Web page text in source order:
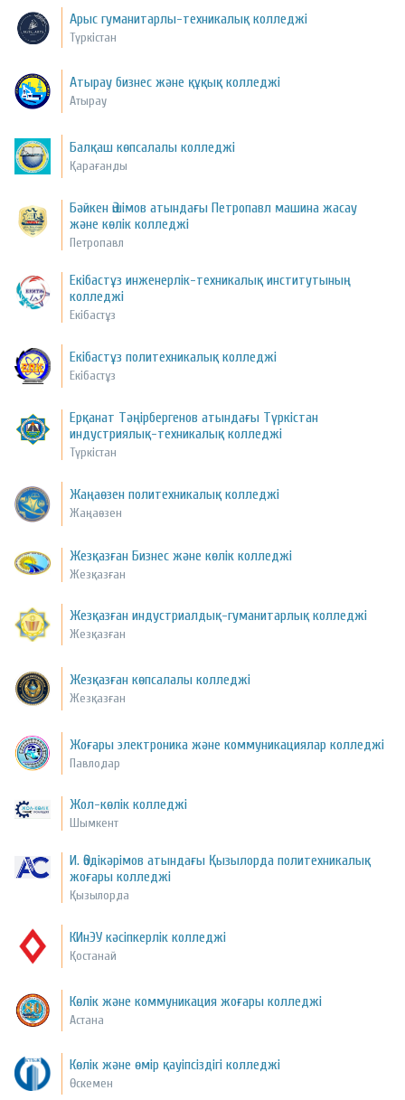
Арыс гуманитарлы-техникалық колледжі
Түркістан
Атырау бизнес және құқық колледжі
Атырау
Балқаш көпсалалы колледжі
Қарағанды
Бәйкен Әшімов атындағы Петропавл машина жасау
және көлік колледжі
Петропавл
Екібастұз инженерлік-техникалық институтының
колледжі
Екібастұз
Екібастұз политехникалық колледжі
Екібастұз
Ерқанат Тәңірбергенов атындағы Түркістан
индустриялық-техникалық колледжі
Түркістан
Жаңаөзен политехникалық колледжі
Жаңаөзен
Жезқазған Бизнес және көлік колледжі
Жезқазған
Жезқазған индустриалдық-гуманитарлық колледжі
Жезқазған
Жезқазған көпсалалы колледжі
Жезқазған
Жоғары электроника және коммуникациялар колледжі
Павлодар
Жол-көлік колледжі
Шымкент
И. Әбдікәрімов атындағы Қызылорда политехникалық
жоғары колледжі
Қызылорда
КИнЭУ кәсіпкерлік колледжі
Қостанай
Көлік және коммуникация жоғары колледжі
Астана
Көлік және өмір қауіпсіздігі колледжі
Өскемен